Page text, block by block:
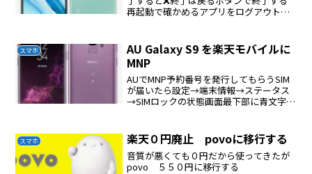
再起動で確かめるアプリをログアウトし
スマホ
AU Galaxy S9 を楽天モバイルに
MNP
AUでMNP予約番号を発行してもらうSIM
が届いたら設定→端末情報→ステータス
→SIMロックの状態画面最下部に青文字で
態になる
スマホ 楽天０円廃止 povoに移行する
音質が悪くても０円だから使ってきたが
povo ５５０円に移行する